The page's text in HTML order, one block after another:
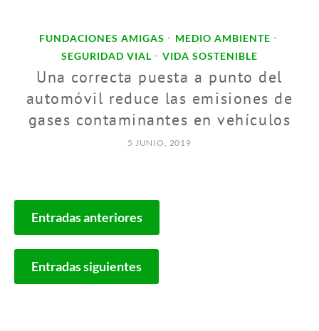
FUNDACIONES AMIGAS • MEDIO AMBIENTE •
SEGURIDAD VIAL • VIDA SOSTENIBLE
Una correcta puesta a punto del
automóvil reduce las emisiones de
gases contaminantes en vehículos
5 JUNIO, 2019
NAVEGACIÓN
DE
ENTRADAS
Entradas anteriores
Entradas siguientes